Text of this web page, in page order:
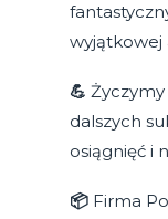
wyjątkowej
💪
dalszych
osiągnięć i
📦Firma